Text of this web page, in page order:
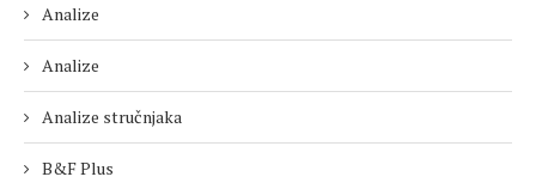
Analize
Analize
Analize stručnjaka
B&F Plus